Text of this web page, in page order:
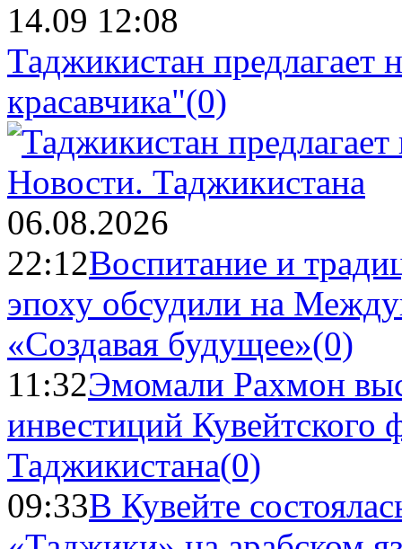
14.09 12:08
Таджикистан предлагает
красавчика"(0)
Новости. Таджикистана
06.08.2026
22:12Воспитание и
эпоху обсудили на
«Создавая будущее»(0)
11:32Эмомали Рахмон
инвестиций Кувейтского
Таджикистана(0)
09:33В Кувейте